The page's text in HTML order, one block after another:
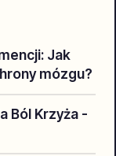
Jak
mózgu?
Ból Krzyża -